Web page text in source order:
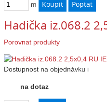
m
Hadička iz.068.2
Porovnat produkty
Dostupnost na objednávku i
na dotaz